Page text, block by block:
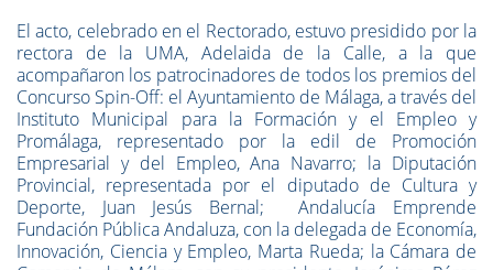
El acto, celebrado en el Rectorado, estuvo presidido por la
rectora de la UMA, Adelaida de la Calle, a la que
acompañaron los patrocinadores de todos los premios del
Concurso Spin-Off: el Ayuntamiento de Málaga, a través del
Instituto Municipal para la Formación y el Empleo y
Promálaga, representado por la edil de Promoción
Empresarial y del Empleo, Ana Navarro; la Diputación
Provincial, representada por el diputado de Cultura y
Deporte, Juan Jesús Bernal; Andalucía Emprende
Fundación Pública Andaluza, con la delegada de Economía,
Innovación, Ciencia y Empleo, Marta Rueda; la Cámara de